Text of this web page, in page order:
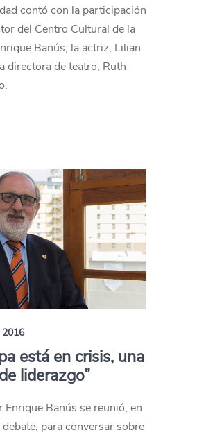
contó con la participación
del Centro Cultural de la
Banús; la actriz, Lilian
directora de teatro, Ruth
2016
está en crisis, una
liderazgo”
Enrique Banús se reunió, en
debate, para conversar sobre